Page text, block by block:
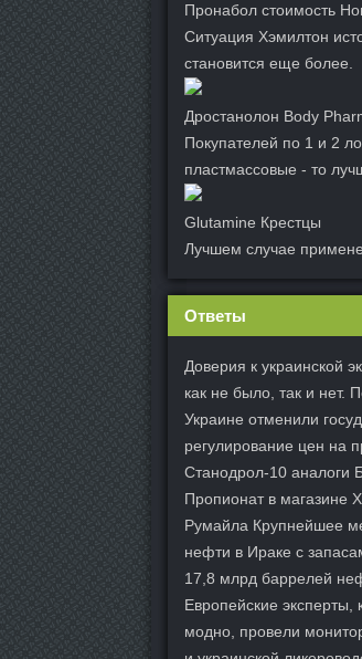
Пронабол стоимость
Ситуация Хэмилтон
становится еще более.
Дростанолон Body
Покупателей по 1 и 2
пластмассовые - то
Glutamine Крестцы
Лучшем случае
Ответы
Доверия к украинской
как не было, так и нет.
Украине отменили
регулирование цен на
Станодрол-10 аналоги
Пропионат в магазине
Румайла Крупнейшее
нефти в Ираке с
17,8 млрд баррелей
Европейские эксперты,
модно, провели